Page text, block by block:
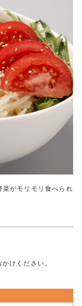
菜がモリモリ食べられ
けください。